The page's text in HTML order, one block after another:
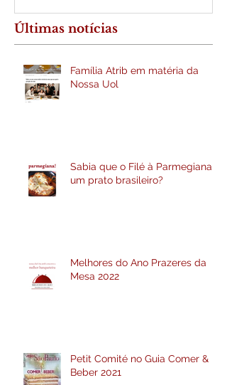
Últimas notícias
Família Atrib em matéria da
Nossa Uol
Sabia que o Filé à Parmegiana é
um prato brasileiro?
Melhores do Ano Prazeres da
Mesa 2022
Petit Comité no Guia Comer &
Beber 2021